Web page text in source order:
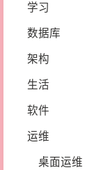
学习
数据库
架构
生活
软件
运维
桌面运维